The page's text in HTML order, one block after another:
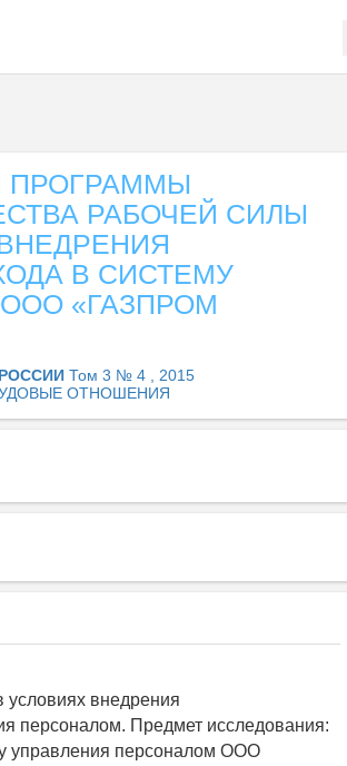
ПРОГРАММЫ
РАБОЧЕЙ СИЛЫ
В СИСТЕМУ
«ГАЗПРОМ
Том 3 № 4 , 2015
ОТНОШЕНИЯ
внедрения
персоналом. Предмет исследования:
управления персоналом ООО